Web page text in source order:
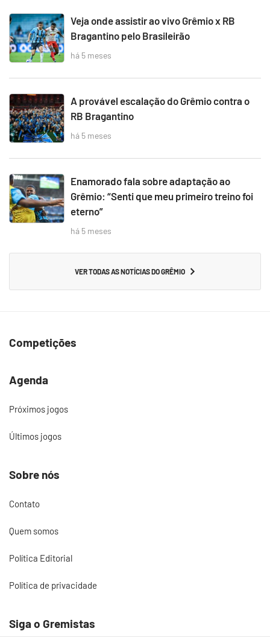
Veja onde assistir ao vivo Grêmio x RB
Bragantino pelo Brasileirão
há 5 meses
A provável escalação do Grêmio contra o
RB Bragantino
há 5 meses
Enamorado fala sobre adaptação ao
Grêmio: “Senti que meu primeiro treino foi
eterno”
há 5 meses
VER TODAS AS NOTÍCIAS DO GRÊMIO
Competições
Agenda
Próximos jogos
Últimos jogos
Sobre nós
Contato
Quem somos
Política Editorial
Política de privacidade
Siga o Gremistas